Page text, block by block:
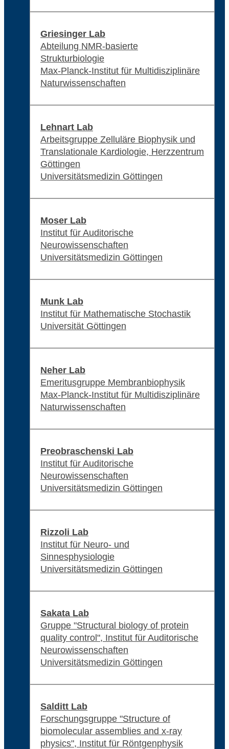
Griesinger Lab
Abteilung NMR-basierte
Strukturbiologie
Max-Planck-Institut für Multidisziplinäre
Naturwissenschaften
Lehnart Lab
Arbeitsgruppe Zelluläre Biophysik und
Translationale Kardiologie, Herzzentrum
Göttingen
Universitätsmedizin Göttingen
Moser Lab
Institut für Auditorische
Neurowissenschaften
Universitätsmedizin Göttingen
Munk Lab
Institut für Mathematische Stochastik
Universität Göttingen
Neher Lab
Emeritusgruppe Membranbiophysik
Max-Planck-Institut für Multidisziplinäre
Naturwissenschaften
Preobraschenski Lab
Institut für Auditorische
Neurowissenschaften
Universitätsmedizin Göttingen
Rizzoli Lab
Institut für Neuro- und
Sinnesphysiologie
Universitätsmedizin Göttingen
Sakata Lab
Gruppe "Structural biology of protein
quality control", Institut für Auditorische
Neurowissenschaften
Universitätsmedizin Göttingen
Salditt Lab
Forschungsgruppe "Structure of
biomolecular assemblies and x-ray
physics", Institut für Röntgenphysik